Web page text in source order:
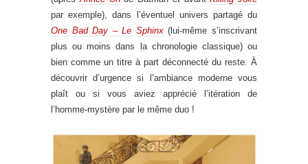
par exemple), dans l’éventuel univers partagé du
One Bad Day – Le Sphinx(lui-même s’inscrivant
plus ou moins dans la chronologie classique) ou
bien comme un titre à part déconnecté du reste. À
découvrir d’urgence si l’ambiance moderne vous
plaît ou si vous aviez apprécié l’itération de
l’homme-mystère par le même duo !